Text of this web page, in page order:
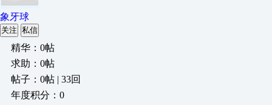
象牙球
关注 私信
精华：0帖
求助：0帖
帖子：0帖 | 33回
年度积分：0